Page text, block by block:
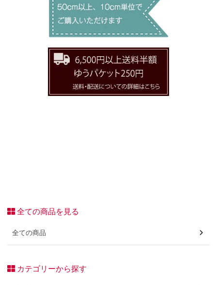
全ての商品を見る
全ての商品
カテゴリーから探す